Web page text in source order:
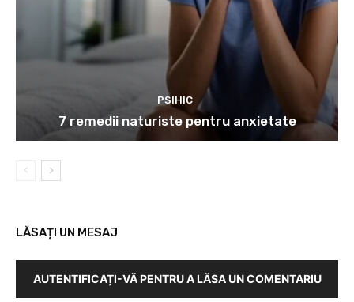
PSIHIC
7 remedii naturiste pentru anxietate
LĂSAȚI UN MESAJ
AUTENTIFICAȚI-VĂ PENTRU A LĂSA UN COMENTARIU